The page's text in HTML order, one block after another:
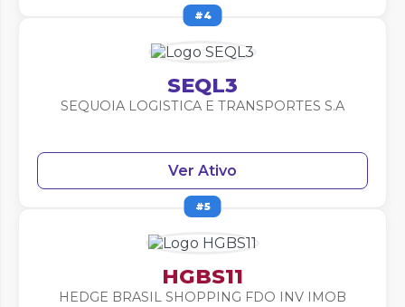
#4
SEQL3
SEQUOIA LOGISTICA E TRANSPORTES S.A
Ver Ativo
#5
HGBS11
HEDGE BRASIL SHOPPING FDO INV IMOB